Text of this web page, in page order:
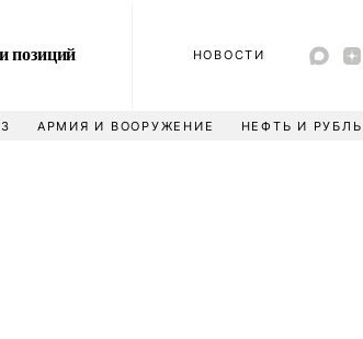
позиций
НОВОСТИ
АРМИЯ И ВООРУЖЕНИЕ НЕФТЬ И РУБЛЬ